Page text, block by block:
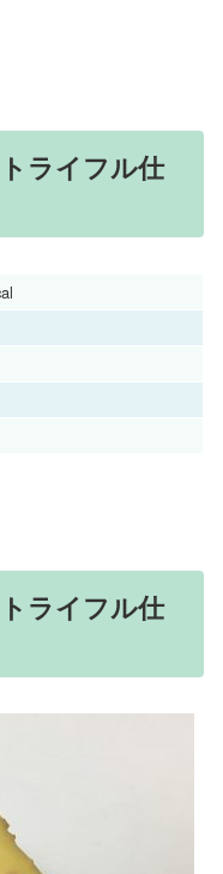
ライフル仕
ライフル仕